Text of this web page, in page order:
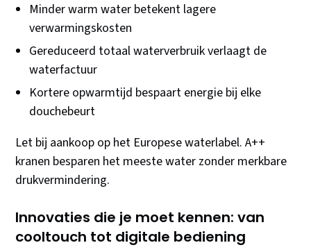
Minder warm water betekent lagere
verwarmingskosten
Gereduceerd totaal waterverbruik verlaagt de
waterfactuur
Kortere opwarmtijd bespaart energie bij elke
douchebeurt
Let bij aankoop op het Europese waterlabel. A++
kranen besparen het meeste water zonder merkbare
drukvermindering.
Innovaties die je moet kennen: van
cooltouch tot digitale bediening